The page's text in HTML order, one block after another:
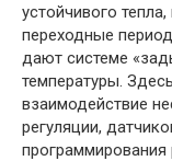
устойчивого
переходные
дают системе
температуры.
взаимодействие
регуляции,